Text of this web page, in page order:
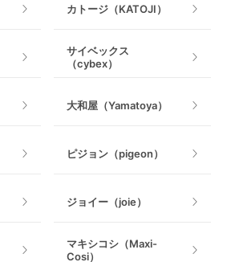
室内遊具
カトージ（KATOJI）
サイベックス
（cybex）
大和屋（Yamatoya）
ピジョン（pigeon）
ジョイー（joie）
マキシコシ（Maxi-
Cosi）